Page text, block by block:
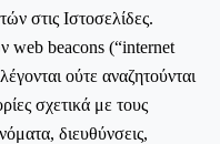
στις Ιστοσελίδες.
web beacons (“internet
ούτε αναζητούνται
σχετικά με τους
διευθύνσεις,